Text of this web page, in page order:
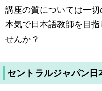
講座の質については一切
本気で日本語教師を目
せんか？
セントラルジャパン